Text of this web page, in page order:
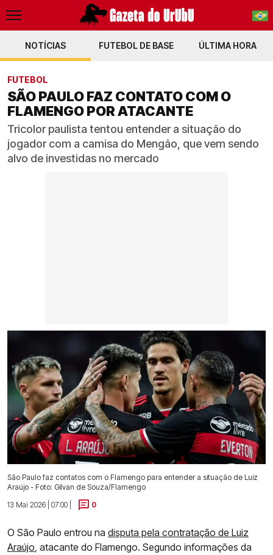
PT-BR
NOTÍCIAS FUTEBOL DE BASE ÚLTIMA HORA
FUTEBOL
SÃO PAULO FAZ CONTATO COM O
FLAMENGO POR ATACANTE
Tricolor paulista tentou entender a situação do
jogador com a camisa do Mengão, que vem sendo
alvo de investidas no mercado
São Paulo faz contatos com o Flamengo para entender a situação de Luiz
Araújo - Foto: Gilvan de Souza/Flamengo
13 Mai 2026 | 07:00 |
0
O São Paulo entrou na disputa pela contratação de Luiz
Araújo, atacante do Flamengo. Segundo informações da